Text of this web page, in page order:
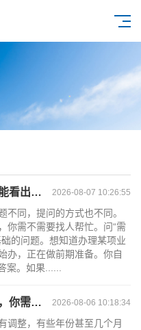
2026-08-07 10:26:55
要帮助
同，提问的方式也不同。
你需不需要找人帮忙。问“需
的问题。想知道办理某项业
办，正在做前期准备。你自
案。如果......
2026-08-06 10:18:34
你盯着
调整，有些年份甚至几个月